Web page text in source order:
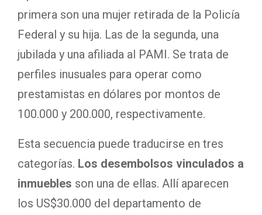
primera son una mujer retirada de la Policía
Federal y su hija. Las de la segunda, una
jubilada y una afiliada al PAMI. Se trata de
perfiles inusuales para operar como
prestamistas en dólares por montos de
100.000 y 200.000, respectivamente.
Esta secuencia puede traducirse en tres
categorías. Los desembolsos vinculados a
inmuebles son una de ellas. Allí aparecen
los US$30.000 del departamento de